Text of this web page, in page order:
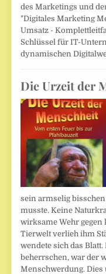
des Marketings und
"Digitales Marketing
Umsatz -
Schlüssel für IT-
dynamischen
Die Urzeit der
sein armselig
musste. Keine
wirksame Wehr
Tierwelt verlieh ihm
wendete sich das
beherrschen, war der
Menschwerdung.